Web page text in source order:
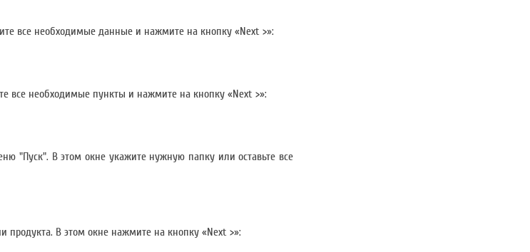
все необходимые данные и нажмите на кнопку «Next >»:
все необходимые пункты и нажмите на кнопку «Next >»:
"Пуск". В этом окне укажите нужную папку или оставьте все
продукта. В этом окне нажмите на кнопку «Next >»: